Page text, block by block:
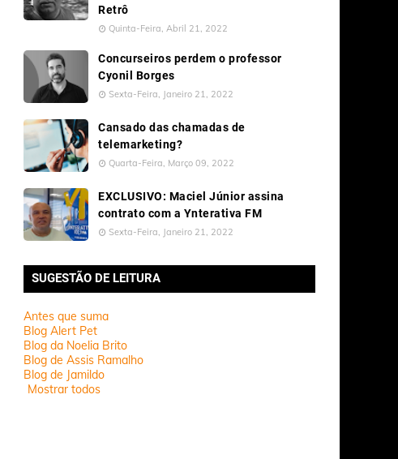
Retrô
Quinta-Feira, Abril 21, 2022
Concurseiros perdem o professor
Cyonil Borges
Sexta-Feira, Janeiro 21, 2022
Cansado das chamadas de
telemarketing?
Quarta-Feira, Março 09, 2022
EXCLUSIVO: Maciel Júnior assina
contrato com a Ynterativa FM
Sexta-Feira, Janeiro 21, 2022
SUGESTÃO DE LEITURA
Antes que suma
Blog Alert Pet
Blog da Noelia Brito
Blog de Assis Ramalho
Blog de Jamildo
Mostrar todos